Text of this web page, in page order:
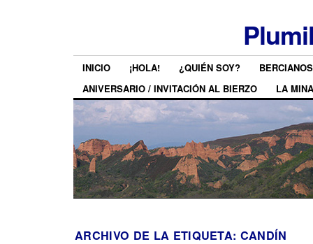
INICIO ¡HOLA! ¿QUIÉN SOY?
ANIVERSARIO / INVITACIÓN AL BIERZO
LA MINA
ARCHIVO DE LA ETIQUETA: CANDÍN